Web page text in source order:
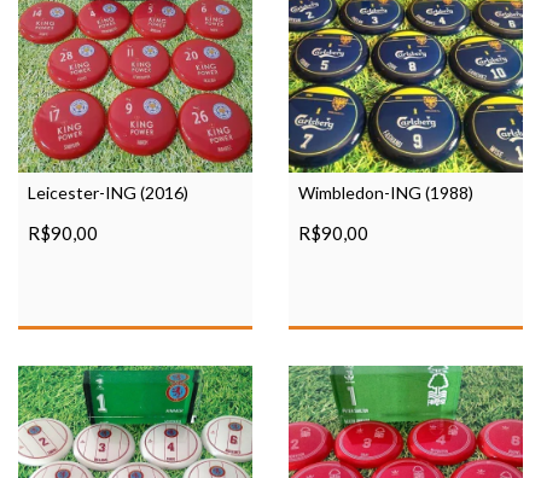
Leicester-ING (2016)
R$90,00
Wimbledon-ING (1988)
R$90,00